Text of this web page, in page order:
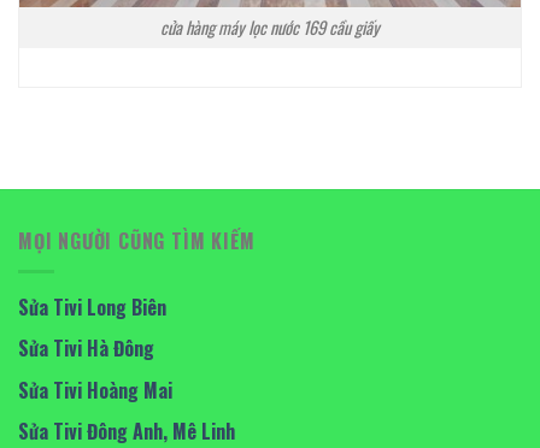
cửa hàng máy lọc nước 169 cầu giấy
MỌI NGƯỜI CŨNG TÌM KIẾM
Sửa Tivi Long Biên
Sửa Tivi Hà Đông
Sửa Tivi Hoàng Mai
Sửa Tivi Đông Anh, Mê Linh